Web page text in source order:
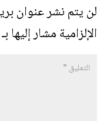
لن يتم نشر عنوان
الإلزامية مشار إليها بـ